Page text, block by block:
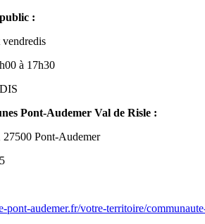
:
vendredis
à 17h30
Pont-Audemer Val de Risle :
27500 Pont-Audemer
audemer.fr/votre-territoire/